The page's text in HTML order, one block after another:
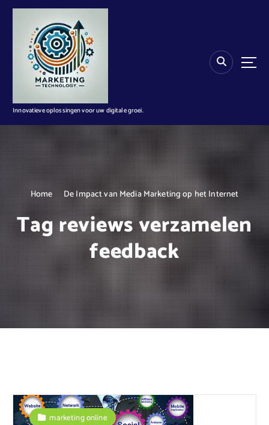
n
Innovatieve oplossingen voor uw digitale groei.
Home De Impact van Media Marketing op het Internet
Tag reviews verzamelen
feedback
marketing online